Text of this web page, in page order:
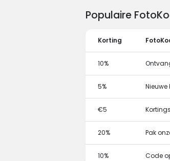
Populaire
Korting
10%
5%
€5
20% Pak
10% Code